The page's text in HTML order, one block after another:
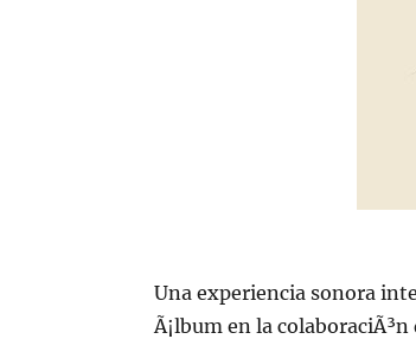
Una experiencia sonora
Ã¡lbum en la